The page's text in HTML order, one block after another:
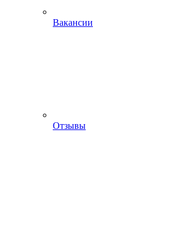
Вакансии
Отзывы